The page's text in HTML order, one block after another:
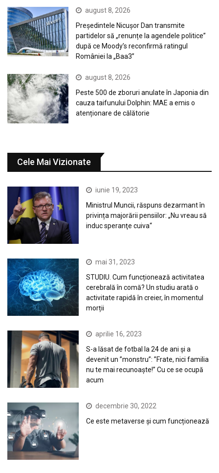
august 8, 2026
Președintele Nicușor Dan transmite
partidelor să „renunțe la agendele politice”
după ce Moody’s reconfirmă ratingul
României la „Baa3”
august 8, 2026
Peste 500 de zboruri anulate în Japonia din
cauza taifunului Dolphin: MAE a emis o
atenționare de călătorie
Cele Mai Vizionate
iunie 19, 2023
Ministrul Muncii, răspuns dezarmant în
privința majorării pensiilor: „Nu vreau să
induc speranţe cuiva“
mai 31, 2023
STUDIU. Cum funcționează activitatea
cerebrală în comă? Un studiu arată o
activitate rapidă în creier, în momentul
morții
aprilie 16, 2023
S-a lăsat de fotbal la 24 de ani și a
devenit un ”monstru”: ”Frate, nici familia
nu te mai recunoaște!” Cu ce se ocupă
acum
decembrie 30, 2022
Ce este metaverse și cum funcționează